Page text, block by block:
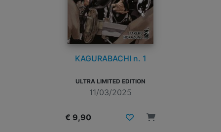
KAGURABACHI n. 1
ULTRA LIMITED EDITION
11/03/2025
€ 9,90